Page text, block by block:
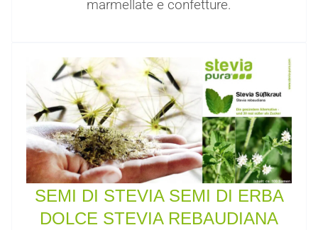
marmellate e confetture.
SEMI DI STEVIA SEMI DI ERBA
DOLCE STEVIA REBAUDIANA